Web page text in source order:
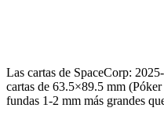
Las cartas de SpaceCorp:
cartas de 63.5×89.5 mm
fundas 1-2 mm más grandes